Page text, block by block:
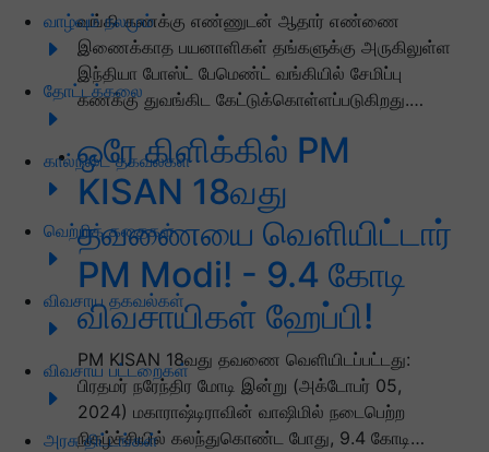
வாழ்வும் நலமும்
தோட்டக்கலை
கால்நடை தகவல்கள்
வெற்றிக் கதைகள்
விவசாய தகவல்கள்
விவசாய பட்டறைகள்
அரசு திட்டங்கள்
வங்கி கணக்கு எண்ணுடன் ஆதார் எண்ணை
இணைக்காத பயனாளிகள் தங்களுக்கு அருகிலுள்ள
இந்தியா போஸ்ட் பேமெண்ட் வங்கியில் சேமிப்பு
கணக்கு துவங்கிட கேட்டுக்கொள்ளப்படுகிறது.…
ஒரே கிளிக்கில் PM
KISAN 18வது
தவணையை வெளியிட்டார்
PM Modi! - 9.4 கோடி
விவசாயிகள் ஹேப்பி!
PM KISAN 18வது தவணை வெளியிடப்பட்டது:
பிரதமர் நரேந்திர மோடி இன்று (அக்டோபர் 05,
2024) மகாராஷ்டிராவின் வாஷிமில் நடைபெற்ற
நிகழ்ச்சியில் கலந்துகொண்ட போது, 9.4 கோடி…